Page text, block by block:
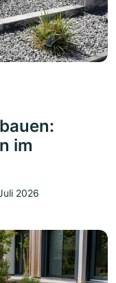
im
2026